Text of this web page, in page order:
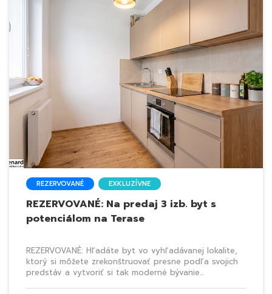
REZERVOVANÉ EXKLUZÍVNE
REZERVOVANÉ: Na predaj 3 izb. byt s
potenciálom na Terase
REZERVOVANÉ: Hľadáte byt vo vyhľadávanej lokalite,
ktorý si môžete zrekonštruovať presne podľa svojich
predstáv a vytvoriť si tak moderné bývanie...